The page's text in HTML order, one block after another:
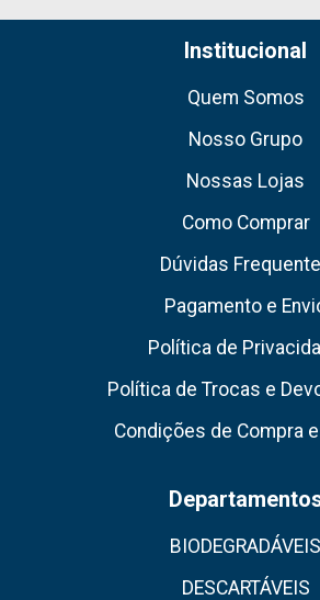
Institucional
Quem Somos
Nosso Grupo
Nossas Lojas
Como Comprar
Dúvidas
Pagamento e
Política de
Política de Trocas e
Condições de Compra
BIODEGRADÁVEIS
DESCARTÁVEIS